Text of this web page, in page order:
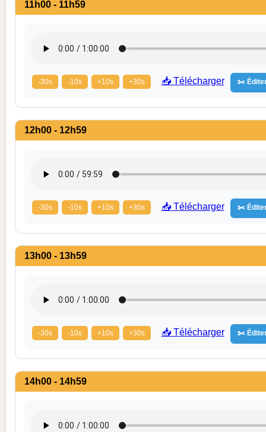
11h00 - 11h59
-30s -10s +10s +30s 📥 Télécharger ✂️
12h00 - 12h59
-30s -10s +10s +30s 📥 Télécharger ✂️
13h00 - 13h59
-30s -10s +10s +30s 📥 Télécharger ✂️
14h00 - 14h59